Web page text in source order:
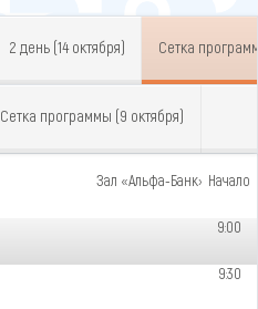
2 день (14 октября) Сетка
Сетка программы (9 октября)
Зал «Альфа-Банк» Начало
9:00
9:30